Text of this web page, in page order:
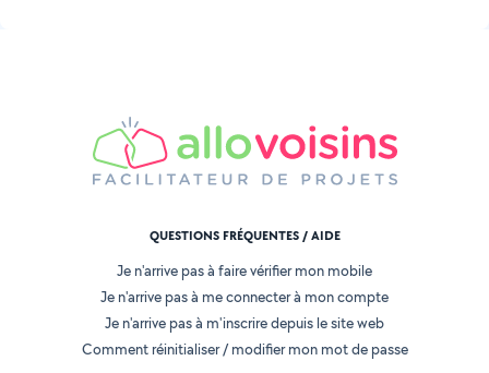
QUESTIONS FRÉQUENTES / AIDE
Je n'arrive pas à faire vérifier mon mobile
Je n'arrive pas à me connecter à mon compte
Je n'arrive pas à m'inscrire depuis le site web
Comment réinitialiser / modifier mon mot de passe